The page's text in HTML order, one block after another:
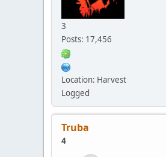
3
Posts: 17,456
Location: Harvest
Logged
Truba
4